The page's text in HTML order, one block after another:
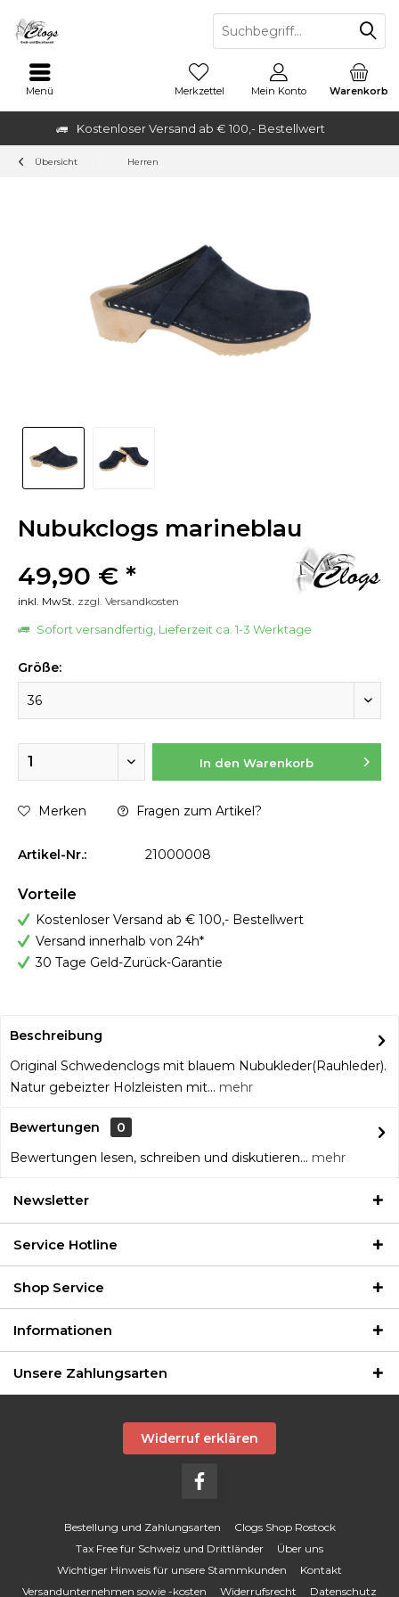
Kostenloser Versand ab € 100,- Bestellwert
Menü Warenkorb
Merkzettel Mein Konto
Übersicht Herren
Nubukclogs marineblau
49,90 € *
inkl. MwSt. zzgl. Versandkosten
Sofort versandfertig, Lieferzeit ca. 1-3 Werktage
Größe:
In den Warenkorb
Merken Fragen zum Artikel?
Artikel-Nr.: 21000008
Vorteile
Kostenloser Versand ab € 100,- Bestellwert
Versand innerhalb von 24h*
30 Tage Geld-Zurück-Garantie
Beschreibung
Original Schwedenclogs mit blauem Nubukleder(Rauhleder).
Natur gebeizter Holzleisten mit... mehr
Bewertungen
0
Bewertungen lesen, schreiben und diskutieren... mehr
Newsletter
Service Hotline
Shop Service
Informationen
Unsere Zahlungsarten
Widerruf erklären
Bestellung und Zahlungsarten
Clogs Shop Rostock
Tax Free für Schweiz und Drittländer
Über uns
Wichtiger Hinweis für unsere Stammkunden
Kontakt
Versandunternehmen sowie -kosten
Widerrufsrecht Datenschutz